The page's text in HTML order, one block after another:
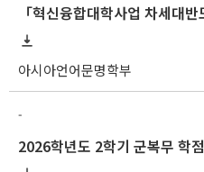
아시아언어문명학부
-